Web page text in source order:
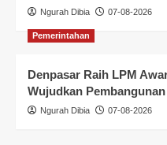
Ngurah Dibia 07-08-2026
Pemerintahan
Denpasar Raih LPM
Wujudkan
Ngurah Dibia 07-08-2026